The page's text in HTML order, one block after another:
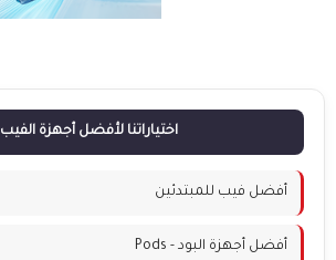
اختياراتنا لأفضل أجهزة الفيب
أفضل فيب للمبتدئين
أفضل أجهزة البود - Pods